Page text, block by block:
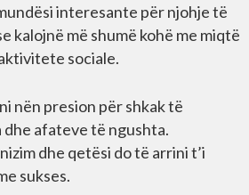
interesante për njohje të
kalojnë më shumë kohë me miqtë
sociale.
nën presion për shkak të
dhe afateve të ngushta.
dhe qetësi do të arrini t’i
sukses.